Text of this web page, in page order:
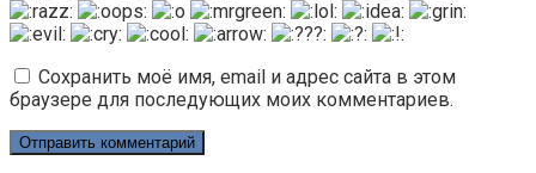
Сохранить моё имя, email и адрес сайта в этом
браузере для последующих моих комментариев.